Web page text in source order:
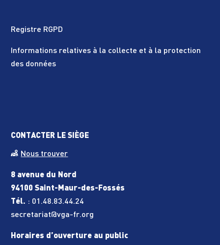
Registre RGPD
Informations relatives à la collecte et à la protection
des données
CONTACTER LE SIÈGE
Nous trouver
8 avenue du Nord
94100 Saint-Maur-des-Fossés
Tél. : 01.48.83.44.24
secretariat@vga-fr.org
Horaires d’ouverture au public